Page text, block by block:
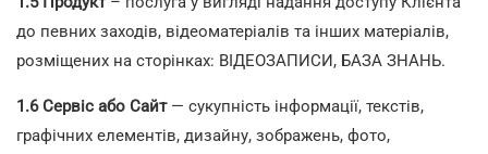
до певних заходів, відеоматеріалів та інших матеріалів,
розміщених на сторінках: ВІДЕОЗАПИСИ, БАЗА ЗНАНЬ.
1.6Сервіс або Сайт— сукупність інформації, текстів,
графічних елементів, дизайну, зображень, фото,